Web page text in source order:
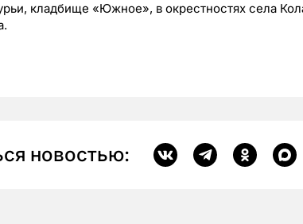
кладбище «Южное», в окрестностях села
новостью: